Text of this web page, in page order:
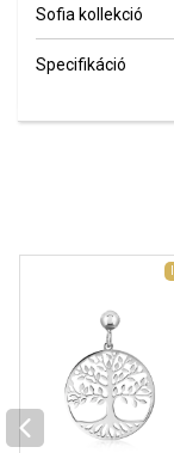
Sofia kollekció
Specifikáció